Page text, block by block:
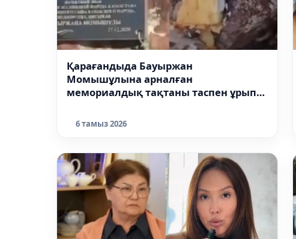
Қарағандыда Бауыржан
Момышұлына арналған
мемориалдық тақтаны таспен ұрып
6 тамыз 2026